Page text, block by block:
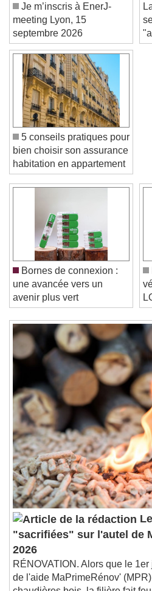
Video Player is loading.
Play Video
Play
Skip Backward
Unmute
Current Time0:00
/
Loaded:0%
Stream TypeLIVE
Seek to live, currently
Remaining Time-0:00
1x
Playback Rate
Chapters
Chapters
Descriptions
descriptions off,
Subtitles
subtitles settings,
settings dialog
subtitles off, selected
Audio Track
Picture-in-Picture
This is a modal window.
Je m’inscris à EnerJ-
meeting Lyon, 15
septembre 2026
5 conseils pratiques pour
bien choisir son assurance
habitation en appartement
Bornes de connexion :
une avancée vers un
avenir plus vert
"sacrifiées" sur l'autel de
2026
RÉNOVATION. Alors que le
de l'aide MaPrimeRénov'